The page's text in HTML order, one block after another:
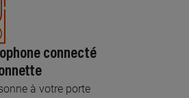
connecté
à votre porte